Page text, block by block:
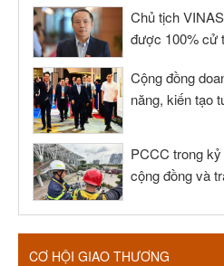
Chủ tịch
được 100% cử
Cộng đồng
năng, kiến tạo
PCCC trong
cộng đồng và
CƠ HỘI GIAO THƯƠNG